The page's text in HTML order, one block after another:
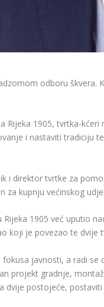
odboru škvera.
Rijeka 1905, tvrtka-
i nastaviti tradiciju
i direktor tvrtke za
kupnju većinskog
1905 već uputio
koji je povezao te dvije
javnosti, a radi se
projekt gradnje,
dvije postojeće,